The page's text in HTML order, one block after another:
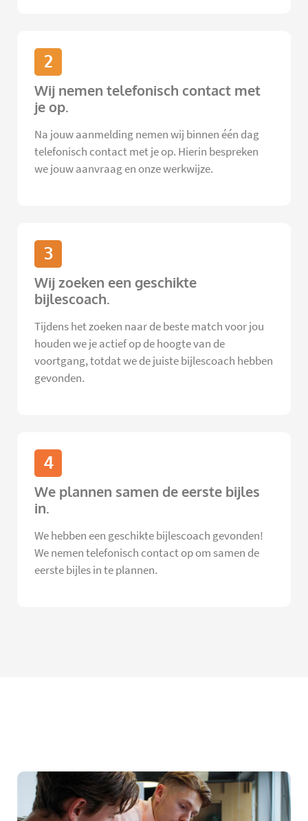
2
Wij nemen telefonisch contact met
je op.
Na jouw aanmelding nemen wij binnen één dag
telefonisch contact met je op. Hierin bespreken
we jouw aanvraag en onze werkwijze.
3
Wij zoeken een geschikte
bijlescoach.
Tijdens het zoeken naar de beste match voor jou
houden we je actief op de hoogte van de
voortgang, totdat we de juiste bijlescoach hebben
gevonden.
4
We plannen samen de eerste bijles
in.
We hebben een geschikte bijlescoach gevonden!
We nemen telefonisch contact op om samen de
eerste bijles in te plannen.